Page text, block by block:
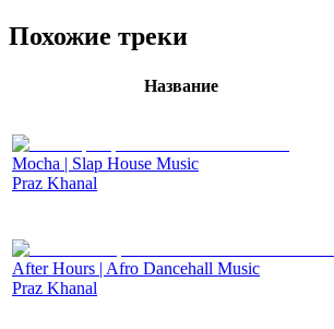
Похожие треки
Название
Mocha | Slap House Music
Praz Khanal
After Hours | Afro Dancehall Music
Praz Khanal